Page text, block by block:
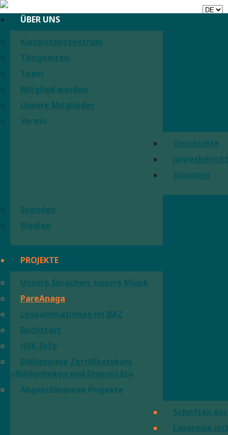
KONTAKT
ÜBER UNS
Kompetenzzentrum
Tätigkeiten
Team
Mitglied werden
Unsere Mitglieder
Verein
Geschichte
Jahresbericht
Statuten
Spenden
Medien
PROJEKTE
Unsere Sprachen, unsere Musik
PareAnaga
Leseanimationen im BAZ
Buchstart
HSK-Info
Bibliosuisse Zertifikatskurs
«Bibliotheken und Diversität»
Abgeschlossene Projekte
Schriften
Lesereise